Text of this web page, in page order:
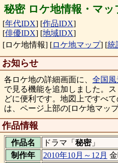
秘密 ロケ地情報・マッ
[年代IDX] [作品IDX]
[俳優IDX] [地域IDX]
[ロケ地情報] [ロケ地マップ] [統
お知らせ
各ロケ地の詳細画面に、 全国風
で見る機能を追加しました。
どに便利です。地図上ですべ
は、ページ上部の[ロケ地マッ
作品情報
作品名 ドラマ「 秘密」
制作年
2010年10月～12月